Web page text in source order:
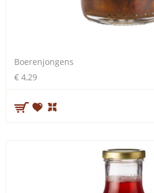
Boerenjongens
€ 4,29